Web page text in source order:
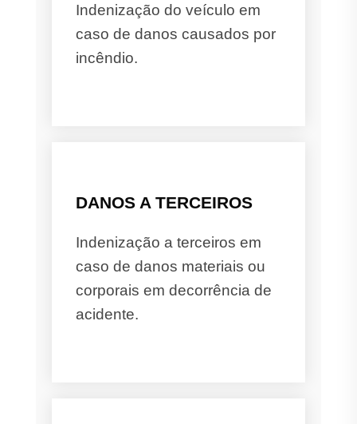
Indenização do veículo em
caso de danos causados por
incêndio.
DANOS A TERCEIROS
Indenização a terceiros em
caso de danos materiais ou
corporais em decorrência de
acidente.